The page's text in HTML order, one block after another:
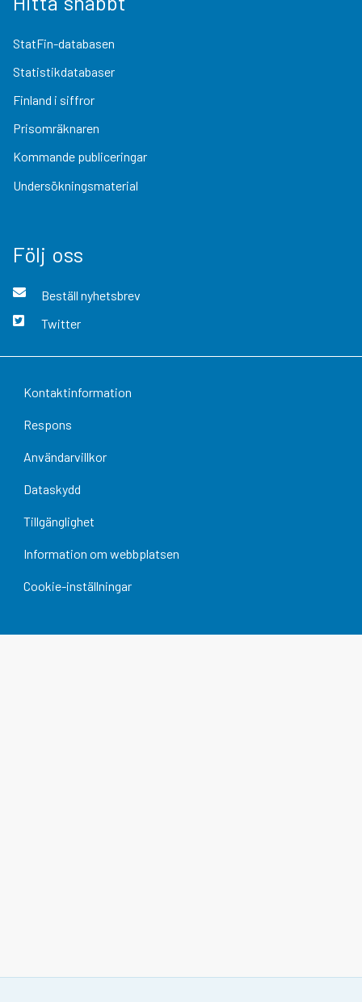
StatFin-databasen
Statistikdatabaser
Finland i siffror
Prisomräknaren
Kommande publiceringar
Undersökningsmaterial
Följ oss
Beställ nyhetsbrev
Twitter
Kontaktinformation
Respons
Användarvillkor
Dataskydd
Tillgänglighet
Information om webbplatsen
Cookie-inställningar